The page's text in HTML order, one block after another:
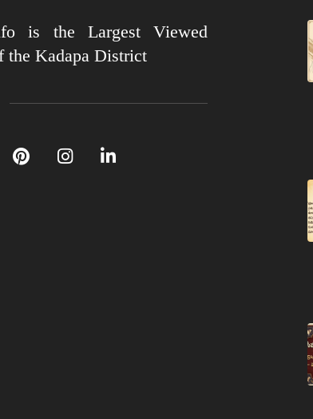
is the Largest Viewed
the Kadapa District